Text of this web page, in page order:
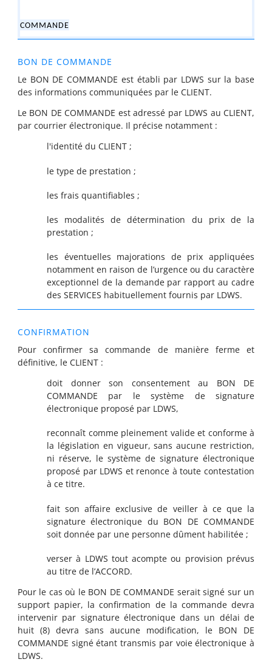
COMMANDE
BON DE COMMANDE
Le BON DE COMMANDE est établi par LDWS sur la base
des informations communiquées par le CLIENT.
Le BON DE COMMANDE est adressé par LDWS au CLIENT,
par courrier électronique. Il précise notamment :
l'identité du CLIENT ;
le type de prestation ;
les frais quantifiables ;
les modalités de détermination du prix de la
prestation ;
les éventuelles majorations de prix appliquées
notamment en raison de l’urgence ou du caractère
exceptionnel de la demande par rapport au cadre
des SERVICES habituellement fournis par LDWS.
CONFIRMATION
Pour confirmer sa commande de manière ferme et
définitive, le CLIENT :
doit donner son consentement au BON DE
COMMANDE par le système de signature
électronique proposé par LDWS,
reconnaît comme pleinement valide et conforme à
la législation en vigueur, sans aucune restriction,
ni réserve, le système de signature électronique
proposé par LDWS et renonce à toute contestation
à ce titre.
fait son affaire exclusive de veiller à ce que la
signature électronique du BON DE COMMANDE
soit donnée par une personne dûment habilitée ;
verser à LDWS tout acompte ou provision prévus
au titre de l’ACCORD.
Pour le cas où le BON DE COMMANDE serait signé sur un
support papier, la confirmation de la commande devra
intervenir par signature électronique dans un délai de
huit (8) devra sans aucune modification, le BON DE
COMMANDE signé étant transmis par voie électronique à
LDWS.